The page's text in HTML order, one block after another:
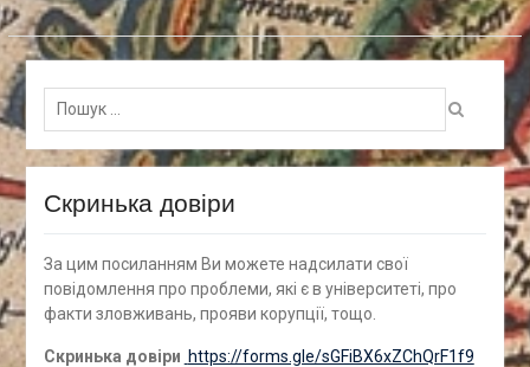
Пошук
для:
Скринька довіри
За цим посиланням Ви можете надсилати свої
повідомлення про проблеми, які є в університеті, про
факти зловживань, прояви корупції, тощо.
Скринька довіри https://forms.gle/sGFiBX6xZChQrF1f9